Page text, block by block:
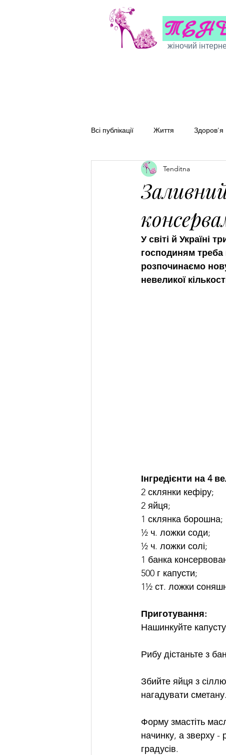
жіночий
Всі публікації Життя Здоров'я
Сімейні рецепти Перевірені
Tenditna
У світі й Україні
господиням треба
розпочинаємо
невеликої
Інгредієнти на 4
2 склянки кефіру;
2 яйця;
1 склянка борошна;
½ ч. ложки соди;
½ ч. ложки солі;
1 банка
500 г капусти;
1½ ст. ложки
Приготування:
Нашинкуйте капусту
Рибу дістаньте з
Збийте яйця з
нагадувати сметану.
Форму змастіть
начинку, а зверху -
градусів.